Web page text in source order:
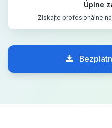
Úplne
Získajte profesionálne